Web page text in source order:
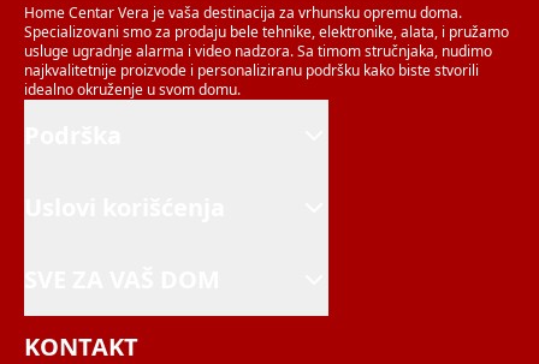
Home Centar Vera je vaša destinacija za vrhunsku opremu doma.
Specializovani smo za prodaju bele tehnike, elektronike, alata, i pružamo
usluge ugradnje alarma i video nadzora. Sa timom stručnjaka, nudimo
najkvalitetnije proizvode i personaliziranu podršku kako biste stvorili
idealno okruženje u svom domu.
KONTAKT